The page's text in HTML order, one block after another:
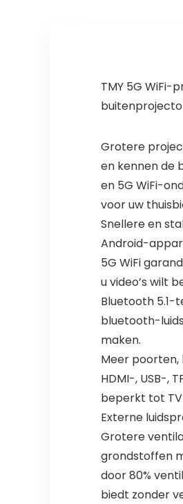
TMY 5G
Grotere
en kennen de
en 5G WiFi-
voor uw
Snellere en
Android-
5G WiFi
u video’s wilt
Bluetooth 5.1-
bluetooth-
maken.
Meer
HDMI-, USB-,
beperkt tot TV
Externe
Grotere
grondstoffen
door 80%
biedt zonder